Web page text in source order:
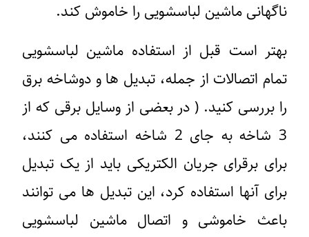
ناگهانی ماشین لباسشویی را خاموش کند.
بهتر است قبل از استفاده ماشین لباسشویی
تمام اتصالات از جمله، تبدیل ها و دوشاخه برق
را بررسی کنید. ( در بعضی از وسایل برقی که از
3 شاخه به جای 2 شاخه استفاده می کنند،
برای برقرای جریان الکتریکی باید از یک تبدیل
برای آنها استفاده کرد، این تبدیل ها می توانند
باعث خاموشی و اتصال ماشین لباسشویی